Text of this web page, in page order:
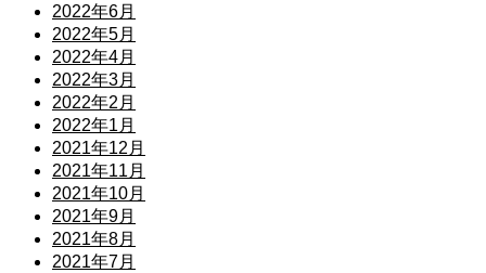
2022年6月
2022年5月
2022年4月
2022年3月
2022年2月
2022年1月
2021年12月
2021年11月
2021年10月
2021年9月
2021年8月
2021年7月